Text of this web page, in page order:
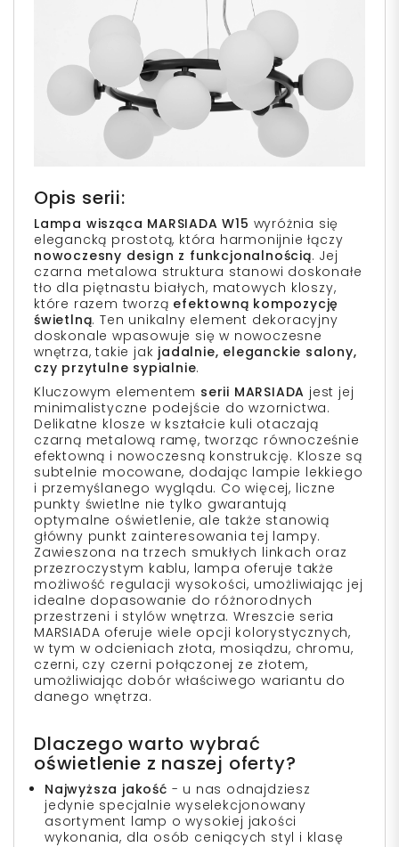
Opis serii:
Lampa wisząca MARSIADA W15 wyróżnia się
elegancką prostotą, która harmonijnie łączy
nowoczesny design z funkcjonalnością. Jej
czarna metalowa struktura stanowi doskonałe
tło dla piętnastu białych, matowych kloszy,
które razem tworzą efektowną kompozycję
świetlną. Ten unikalny element dekoracyjny
doskonale wpasowuje się w nowoczesne
wnętrza, takie jak jadalnie, eleganckie salony,
czy przytulne sypialnie.
Kluczowym elementem serii MARSIADA jest jej
minimalistyczne podejście do wzornictwa.
Delikatne klosze w kształcie kuli otaczają
czarną metalową ramę, tworząc równocześnie
efektowną i nowoczesną konstrukcję. Klosze są
subtelnie mocowane, dodając lampie lekkiego
i przemyślanego wyglądu. Co więcej, liczne
punkty świetlne nie tylko gwarantują
optymalne oświetlenie, ale także stanowią
główny punkt zainteresowania tej lampy.
Zawieszona na trzech smukłych linkach oraz
przezroczystym kablu, lampa oferuje także
możliwość regulacji wysokości, umożliwiając jej
idealne dopasowanie do różnorodnych
przestrzeni i stylów wnętrza. Wreszcie seria
MARSIADA oferuje wiele opcji kolorystycznych,
w tym w odcieniach złota, mosiądzu, chromu,
czerni, czy czerni połączonej ze złotem,
umożliwiając dobór właściwego wariantu do
danego wnętrza.
Dlaczego warto wybrać
oświetlenie z naszej oferty?
Najwyższa jakość - u nas odnajdziesz
jedynie specjalnie wyselekcjonowany
asortyment lamp o wysokiej jakości
wykonania, dla osób ceniących styl i klasę